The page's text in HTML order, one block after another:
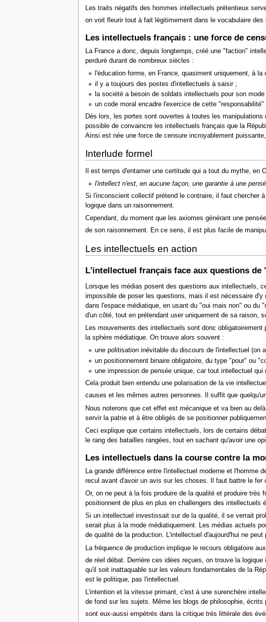
Les traits négatifs des hommes intellectuels prétentieux
on voit fleurir tout à fait légitimement dans le vocabulaire
Les intellectuels français : une force de
La France a donc, depuis longtemps, créé une "faction"
perduré durant de nombreux siècles :
l'éducation forme, en France, quasiment uniquement, à
il y a toujours des postes d'intellectuels à saisir ;
la société a besoin de soldats intellectuels pour son
un code moral encadre l'exercice de cette
Dès lors, les portes sont ouvertes à toutes les
possible de convaincre les intellectuels français que la
Ainsi est née une force de censure incroyablement
Interlude formel
Il est temps d'entamer une certitude qui a tout du mythe,
l'intellect n'est, en aucune façon, une garantie à une
Si l'inconscient collectif prétend le contraire, il faut chercher
logique dans un raisonnement.
Cependant, du moment que les axiomes générant une
de son raisonnement. En ce sens, il est plus facile de
Les intellectuels en action
L'intellectuel français face aux questions de
Lorsque les médias posent des questions aux intellectuels,
impossible de poser les questions, mais il est nécessaire
dans l'espace médiatique, en usant du "oui mais non" ou du
d'un côté, tout en prétendant user uniquement de sa raison,
Les mouvements des intellectuels sont donc
la sphère médiatique. On trouve alors souvent :
une politisation inévitable du discours de l'intellectuel (on
un positionnement binaire obligatoire, du type "pour" ou
une impression de pensée unique, car tout intellectuel
Cela produit bien entendu une polarisation de la vie
causes et les mêmes autres personnes. Il suffit que
Nous noterons que cet effet est mécaniqueet va bien au
servir la patrie et à être obligés de se positionner
Ceci explique que certains intellectuels, lors de certains
le rang des batailles rangées, tout en sachant qu'avoir une
Les intellectuels dans la course contre la
La grande différence entre l'intellectuel moderne et l'homme
recul avant d'avoir un avis sur les choses. Il faut battre le
Or, on ne peut à la fois produire de la qualité et produire
positionnent de plus en plus en challengers des
Si un intellectuel investissait sur de la qualité, il se verrait
serait plus à la mode médiatiquement. Les médias actuels
de qualité de la production. L'intellectuel d'aujourd'hui ne
La fréquence de production implique le recours obligatoire
de réel débat. Derrière ces idées reçues, on trouve la logique
qu'il soit inattaquable sur les valeurs fondamentales de la
est le politique, pas l'intellectuel.
L'intention et la vitesse primant, c'est à une surenchère
de fond sur les sujets. Même les blogs de philosophie,
sont eux-aussi empétrés dans la critique très littérale des